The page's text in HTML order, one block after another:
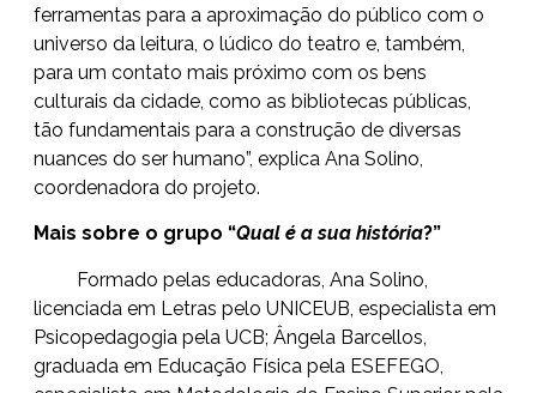
ferramentas para a aproximação do público com o
universo da leitura, o lúdico do teatro e, também,
para um contato mais próximo com os bens
culturais da cidade, como as bibliotecas públicas,
tão fundamentais para a construção de diversas
nuances do ser humano”, explica Ana Solino,
coordenadora do projeto.
Mais sobre o grupo “Qual é a sua história?”
Formado pelas educadoras, Ana Solino,
licenciada em Letras pelo UNICEUB, especialista em
Psicopedagogia pela UCB; Ângela Barcellos,
graduada em Educação Física pela ESEFEGO,